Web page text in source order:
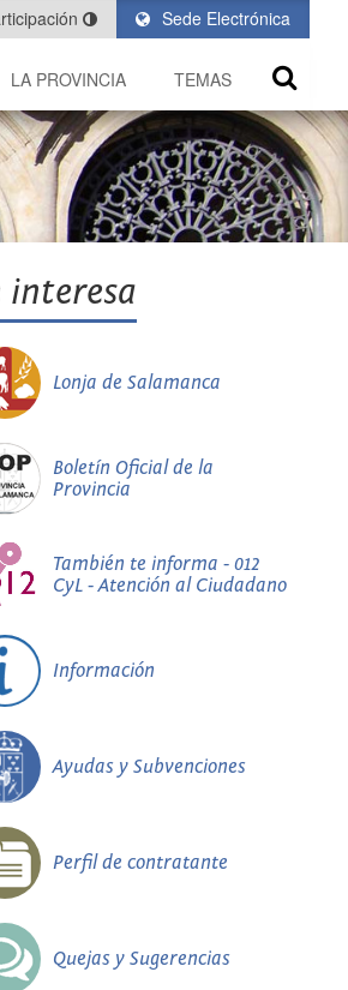
Sede Electrónica
LA PROVINCIA TEMAS
interesa
Lonja de Salamanca
Boletín Oficial de la
Provincia
También te informa - 012
CyL - Atención al Ciudadano
Información
Ayudas y Subvenciones
Perfil de contratante
Quejas y Sugerencias